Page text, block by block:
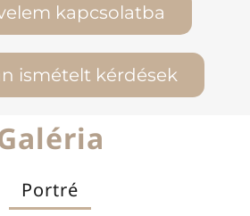
kapcsolatba
ismételt kérdések
Portré